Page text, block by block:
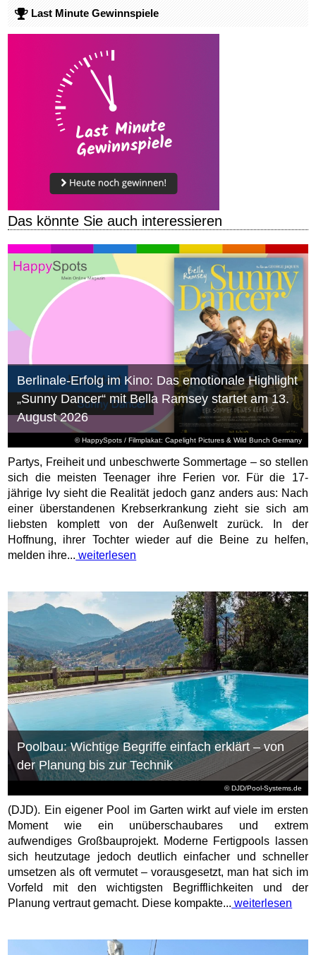
Last Minute Gewinnspiele
Das könnte Sie auch interessieren
© HappySpots / Filmplakat: Capelight Pictures & Wild Bunch Germany
Berlinale-Erfolg im Kino: Das emotionale Highlight
„Sunny Dancer“ mit Bella Ramsey startet am 13.
August 2026
Partys, Freiheit und unbeschwerte Sommertage – so stellen
sich die meisten Teenager ihre Ferien vor. Für die 17-
jährige Ivy sieht die Realität jedoch ganz anders aus: Nach
einer überstandenen Krebserkrankung zieht sie sich am
liebsten komplett von der Außenwelt zurück. In der
Hoffnung, ihrer Tochter wieder auf die Beine zu helfen,
melden ihre... weiterlesen
© DJD/Pool-Systems.de
Poolbau: Wichtige Begriffe einfach erklärt – von
der Planung bis zur Technik
(DJD). Ein eigener Pool im Garten wirkt auf viele im ersten
Moment wie ein unüberschaubares und extrem
aufwendiges Großbauprojekt. Moderne Fertigpools lassen
sich heutzutage jedoch deutlich einfacher und schneller
umsetzen als oft vermutet – vorausgesetzt, man hat sich im
Vorfeld mit den wichtigsten Begrifflichkeiten und der
Planung vertraut gemacht. Diese kompakte... weiterlesen